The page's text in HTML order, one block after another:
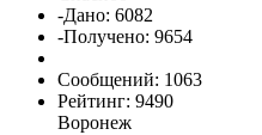
-Дано: 6082
-Получено: 9654
Сообщений: 1063
Рейтинг: 9490
Воронеж